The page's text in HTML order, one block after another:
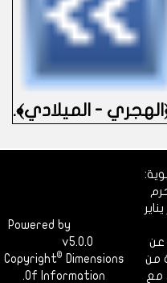
- الميلادي﴾.
عن
من
مع
Powered by
v5.0.0
Copyright©
Dimensions
Of Information.